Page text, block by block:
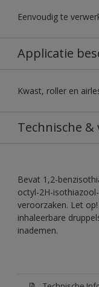
Eenvoudig te
Applicatie
Kwast, roller en
Technische
Bevat 1,2-
octyl-2H-
veroorzaken. Let
inhaleerbare
inademen.